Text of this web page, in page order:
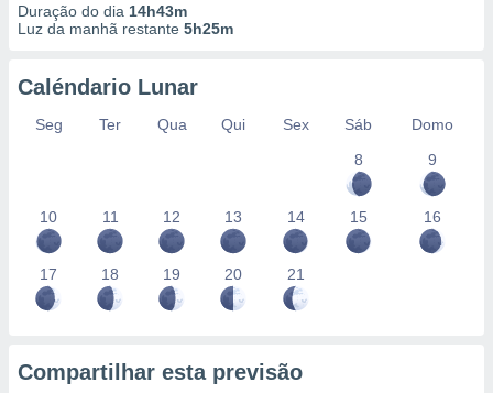
Duração do dia 14h43m
Luz da manhã restante 5h25m
Caléndario Lunar
Seg Ter Qua Qui Sex Sáb
Domo
8
9
10 11 12 13 14 15 16
17 18 19 20 21
Compartilhar esta previsão